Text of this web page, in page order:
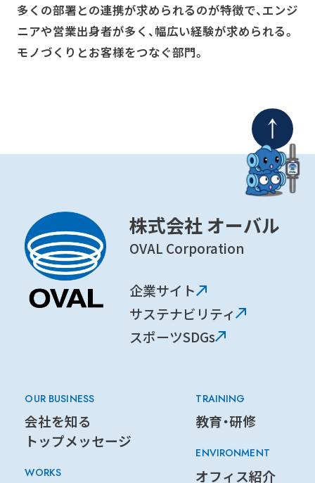
多くの部署との連携が求められるのが特徴で、エンジ
ニアや営業出身者が多く、幅広い経験が求められる。
モノづくりとお客様をつなぐ部門。
株式会社 オーバル
OVAL Corporation
企業サイト
サステナビリティ
スポーツSDGs
OUR BUSINESS
会社を知る
トップメッセージ
WORKS
TRAINING
教育・研修
ENVIRONMENT
オフィス紹介